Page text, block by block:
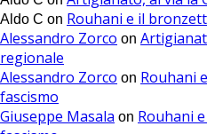
Aldo C on Rouhani e il
Alessandro Zorco on
regionale
Alessandro Zorco on Rouhani
fascismo
Giuseppe Masala on Rouhani